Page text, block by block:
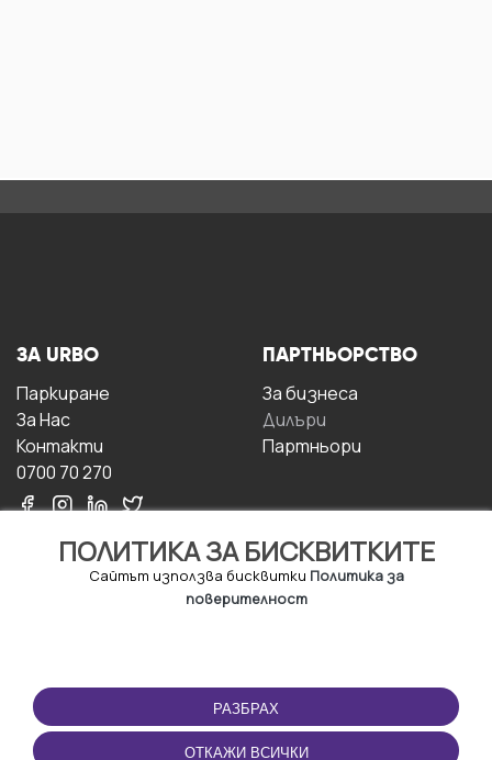
ПОЛИТИКА ЗА БИСКВИТКИТЕ
Сайтът използва бисквитки Политика за
поверителност
РАЗБРАХ
ОТКАЖИ ВСИЧКИ
ЗА URBO
Паркиране
За Hас
Контакти
0700 70 270
ПАРТНЬОРСТВО
За бизнесa
Дилъри
Партньори
ПОЛЗВАНЕ
Правила и условия за
ползване
ПРИЛОЖЕНИЕТО